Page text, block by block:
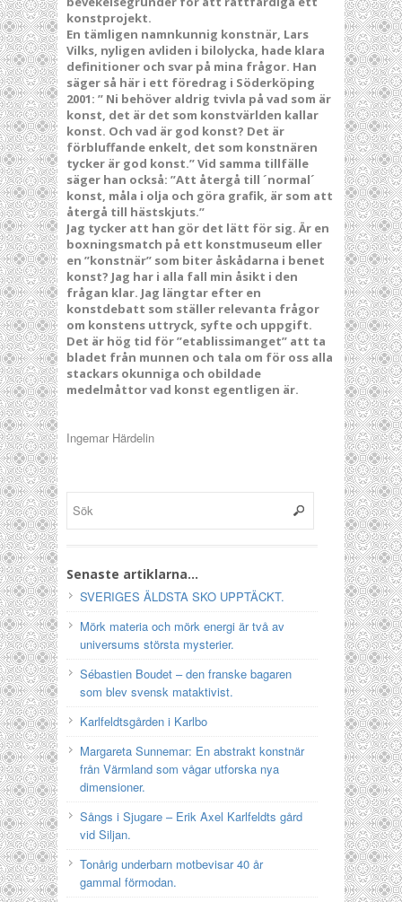
konstprojekt.
En tämligen namnkunnig konstnär, Lars
Vilks, nyligen avliden i bilolycka, hade klara
definitioner och svar på mina frågor. Han
säger så här i ett föredrag i Söderköping
2001: ” Ni behöver aldrig tvivla på vad som är
konst, det är det som konstvärlden kallar
konst. Och vad är god konst? Det är
förbluffande enkelt, det som konstnären
tycker är god konst.” Vid samma tillfälle
säger han också: ”Att återgå till ´normal´
konst, måla i olja och göra grafik, är som att
återgå till hästskjuts.”
Jag tycker att han gör det lätt för sig. Är en
boxningsmatch på ett konstmuseum eller
en ”konstnär” som biter åskådarna i benet
konst? Jag har i alla fall min åsikt i den
frågan klar. Jag längtar efter en
konstdebatt som ställer relevanta frågor
om konstens uttryck, syfte och uppgift.
Det är hög tid för ”etablissimanget” att ta
bladet från munnen och tala om för oss alla
stackars okunniga och obildade
medelmåttor vad konst egentligen är.
Ingemar Härdelin
Senaste artiklarna…
SVERIGES ÄLDSTA SKO UPPTÄCKT.
Mörk materia och mörk energi är två av
universums största mysterier.
Sébastien Boudet – den franske bagaren
som blev svensk mataktivist.
Karlfeldtsgården i Karlbo
Margareta Sunnemar: En abstrakt konstnär
från Värmland som vågar utforska nya
dimensioner.
Sångs i Sjugare – Erik Axel Karlfeldts gård
vid Siljan.
Tonårig underbarn motbevisar 40 år
gammal förmodan.